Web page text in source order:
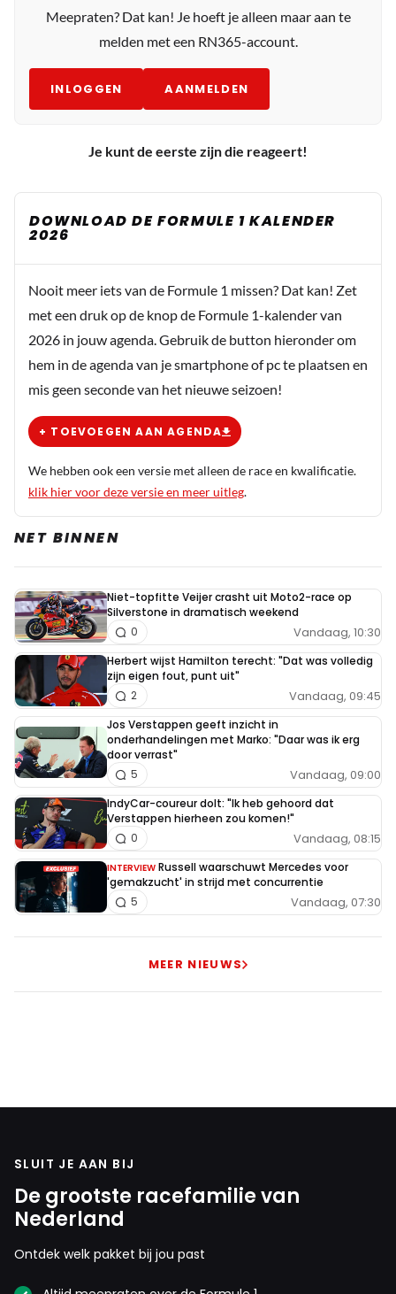
Meepraten? Dat kan! Je hoeft je alleen maar aan te
melden met een RN365-account.
INLOGGEN AANMELDEN
Je kunt de eerste zijn die reageert!
DOWNLOAD DE FORMULE 1 KALENDER
2026
Nooit meer iets van de Formule 1 missen? Dat kan! Zet
met een druk op de knop de Formule 1-kalender van
2026 in jouw agenda. Gebruik de button hieronder om
hem in de agenda van je smartphone of pc te plaatsen en
mis geen seconde van het nieuwe seizoen!
+ TOEVOEGEN AAN AGENDA
We hebben ook een versie met alleen de race en kwalificatie.
klik hier voor deze versie en meer uitleg.
NET BINNEN
Niet-topfitte Veijer crasht uit Moto2-race op
Silverstone in dramatisch weekend
Vandaag, 10:30
0
Herbert wijst Hamilton terecht: "Dat was volledig
zijn eigen fout, punt uit"
Vandaag, 09:45
2
Jos Verstappen geeft inzicht in
onderhandelingen met Marko: "Daar was ik erg
door verrast"
Vandaag, 09:00
5
IndyCar-coureur dolt: "Ik heb gehoord dat
Verstappen hierheen zou komen!"
Vandaag, 08:15
0
INTERVIEW Russell waarschuwt Mercedes voor
'gemakzucht' in strijd met concurrentie
Vandaag, 07:30
5
MEER NIEUWS
SLUIT JE AAN BIJ
De grootste racefamilie van
Nederland
Ontdek welk pakket bij jou past